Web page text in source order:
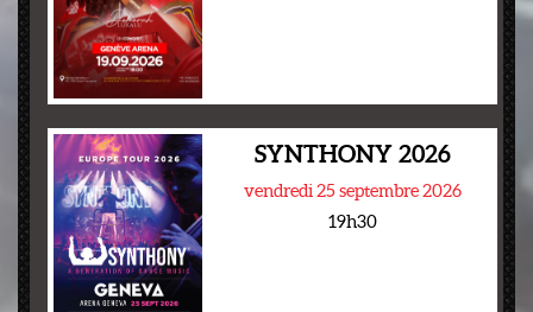
SYNTHONY 2026
vendredi 25 septembre 2026
19h30